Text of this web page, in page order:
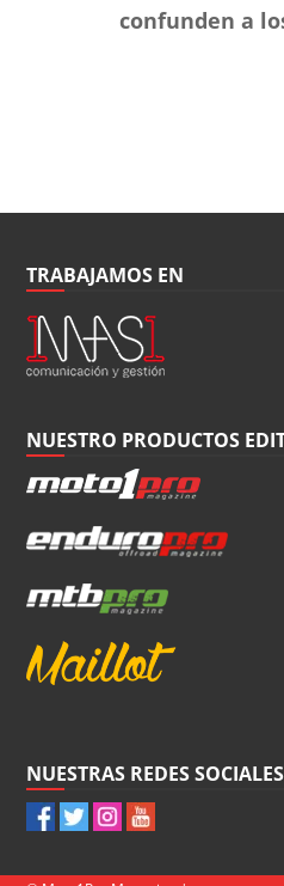
confunden a
TRABAJAMOS EN
NUESTRO PRODUCTOS
NUESTRAS REDES SOCIALES